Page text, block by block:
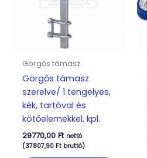
Görgős támasz
Görgős támasz
szerelve/ 1 tengelyes,
kék, tartóval és
kötőelemekkel, kpl.
29770,00 Ft nettó
(37807,90 Ftbruttó)